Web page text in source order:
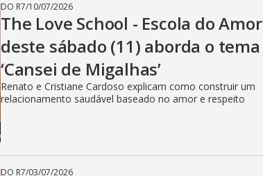
DO R7/10/07/2026
The Love School - Escola do Amor
deste sábado (11) aborda o tema
‘Cansei de Migalhas’
Renato e Cristiane Cardoso explicam como construir um
relacionamento saudável baseado no amor e respeito
DO R7/03/07/2026